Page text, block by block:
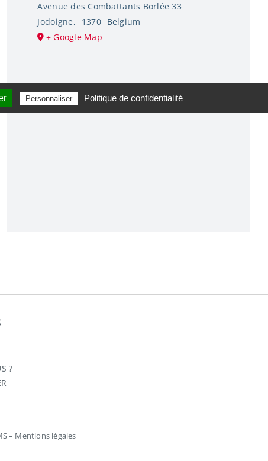
Avenue des Combattants Borlée 33
Jodoigne, 1370 Belgium
+ Google Map
?
– Mentions légales
Personnaliser Politique de confidentialité